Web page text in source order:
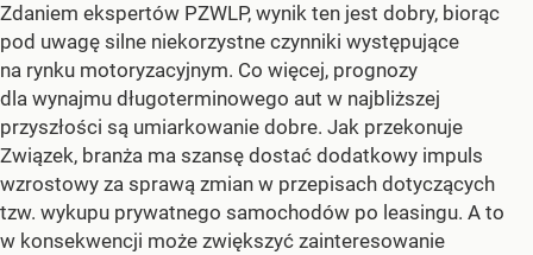
Zdaniem ekspertów PZWLP, wynik ten jest dobry, biorąc
pod uwagę silne niekorzystne czynniki występujące
na rynku motoryzacyjnym. Co więcej, prognozy
dla wynajmu długoterminowego aut w najbliższej
przyszłości są umiarkowanie dobre. Jak przekonuje
Związek, branża ma szansę dostać dodatkowy impuls
wzrostowy za sprawą zmian w przepisach dotyczących
tzw. wykupu prywatnego samochodów po leasingu. A to
w konsekwencji może zwiększyć zainteresowanie